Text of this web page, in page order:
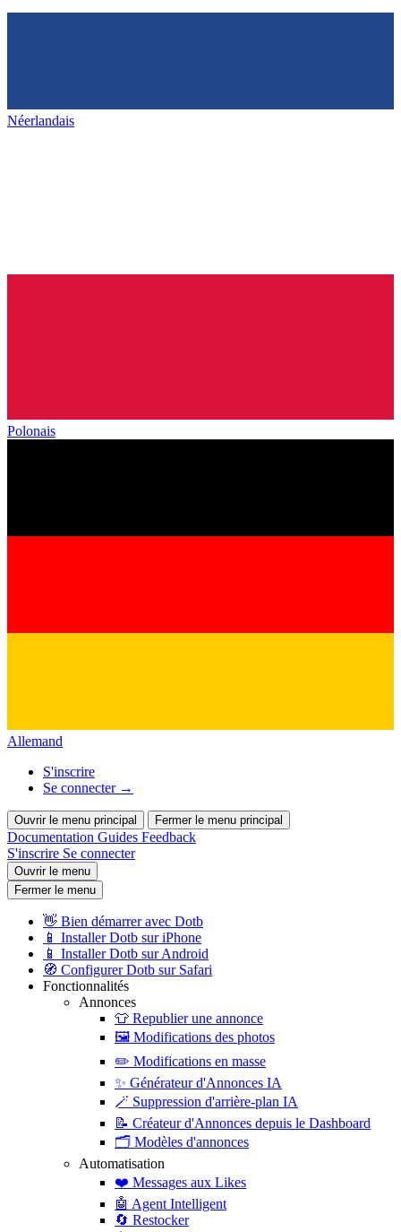
Néerlandais
Polonais
Allemand
S'inscrire
Se connecter →
Ouvrir le menu principal Fermer le menu principal
Documentation Guides Feedback
S'inscrire Se connecter
Ouvrir le menu
Fermer le menu
👋 Bien démarrer avec Dotb
📱 Installer Dotb sur iPhone
📱 Installer Dotb sur Android
🧭 Configurer Dotb sur Safari
Fonctionnalités
Annonces
👕 Republier une annonce
🖼️ Modifications des photos
✏️ Modifications en masse
✨ Générateur d'Annonces IA
🪄 Suppression d'arrière-plan IA
📝 Créateur d'Annonces depuis le Dashboard
🗂️ Modèles d'annonces
Automatisation
❤️ Messages aux Likes
🤖 Agent Intelligent
🔄 Restocker